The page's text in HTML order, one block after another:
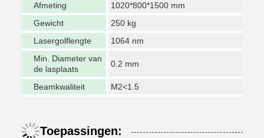
Afmeting
1020*800*1500 mm
Gewicht
250 kg
Lasergolflengte
1064 nm
Min. Diameter van
de lasplaats
0.2 mm
Beamkwaliteit M2<1.5
Toepassingen: